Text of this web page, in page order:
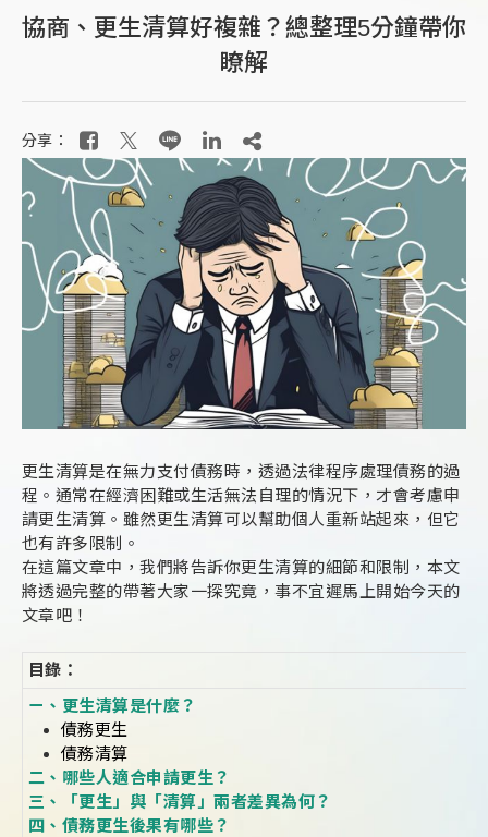
協商、更生清算好複雜？總整理5分鐘帶你
瞭解
分享：
更生清算是在無力支付債務時，透過法律程序處理債務的過
程。通常在經濟困難或生活無法自理的情況下，才會考慮申
請更生清算。雖然更生清算可以幫助個人重新站起來，但它
也有許多限制。
在這篇文章中，我們將告訴你更生清算的細節和限制，本文
將透過完整的帶著大家一探究竟，事不宜遲馬上開始今天的
文章吧！
目錄：
ㄧ、更生清算是什麼？
債務更生
債務清算
二、哪些人適合申請更生？
三、「更生」與「清算」兩者差異為何？
四、債務更生後果有哪些？